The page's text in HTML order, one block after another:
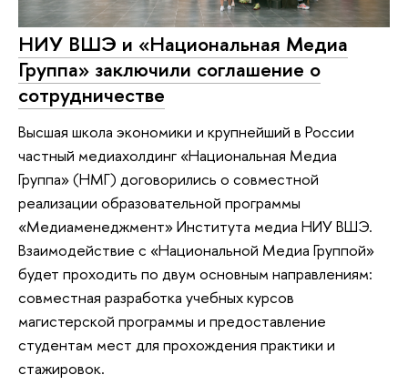
НИУ ВШЭ и «Национальная Медиа
Группа» заключили соглашение о
сотрудничестве
Высшая школа экономики и крупнейший в России
частный медиахолдинг «Национальная Медиа
Группа» (НМГ) договорились о совместной
реализации образовательной программы
«Медиаменеджмент» Института медиа НИУ ВШЭ.
Взаимодействие с «Национальной Медиа Группой»
будет проходить по двум основным направлениям:
совместная разработка учебных курсов
магистерской программы и предоставление
студентам мест для прохождения практики и
стажировок.